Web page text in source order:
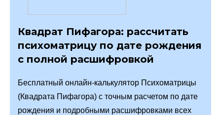
Квадрат Пифагора: рассчитать
психоматрицу по дате рождения
с полной расшифровкой
Бесплатный онлайн-калькулятор Психоматрицы
(Квадрата Пифагора) с точным расчетом по дате
рождения и подробными расшифровками всех